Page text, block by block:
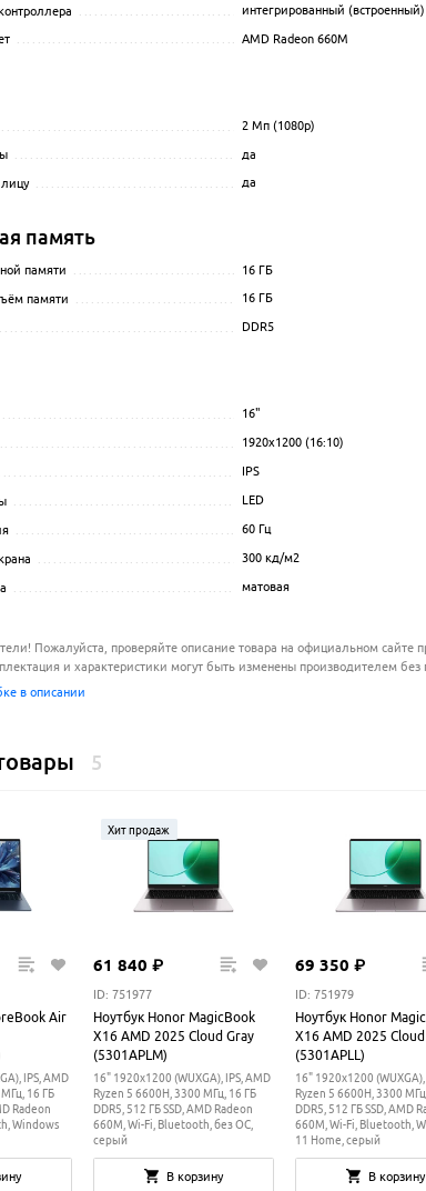
интегрированный (встроенный)
AMD Radeon 660M
2 Мп (1080p)
да
да
память
памяти 16ГБ
памяти 16ГБ
DDR5
16"
1920x1200 (16:10)
IPS
LED
60Гц
300 кд/м2
матовая
Пожалуйста, проверяйте описание товара на официальном сайте
и характеристики могут быть изменены производителем без
в описании
5
Air
IPS, AMD
16 ГБ
Radeon
Windows
Хит продаж
61 840 ₽
ID: 751977
Ноутбук Honor MagicBook
X16 AMD 2025 Cloud Gray
(5301APLM)
16" 1920x1200 (WUXGA), IPS, AMD
Ryzen 5 6600H, 3300 МГц, 16 ГБ
DDR5, 512 ГБ SSD, AMD Radeon
660M, Wi-Fi, Bluetooth, без ОС,
серый
В корзину
69 350 ₽
ID: 751979
Ноутбук Honor
X16 AMD 2025
(5301APLL)
16" 1920x1200 (WUXGA),
Ryzen 5 6600H, 3300
DDR5, 512 ГБ SSD, AMD
660M, Wi-Fi, Bluetooth,
11 Home, серый
В корзину